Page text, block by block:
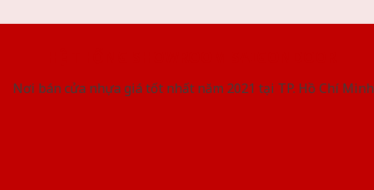
Nơi bán cửa nhựa giá tốt nhất năm 2021 tại TP. Hồ Chí Minh